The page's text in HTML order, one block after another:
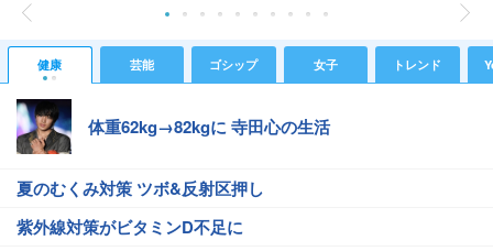
健康 芸能 ゴシップ 女子 トレンド
体重62kg→82kgに 寺田心の生活
夏のむくみ対策 ツボ&反射区押し
紫外線対策がビタミンD不足に